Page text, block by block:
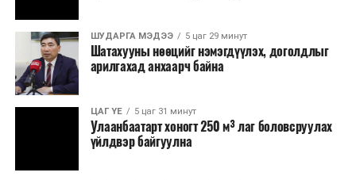
ШУДАРГА МЭДЭЭ 5 цаг 29 минут
Шатахууны нөөцийг нэмэгдүүлэх, доголдлыг
арилгахад анхаарч байна
ЦАГ ҮЕ 5 цаг 31 минут
Улаанбаатарт хоногт 250 м³ лаг боловсруулах
үйлдвэр байгуулна